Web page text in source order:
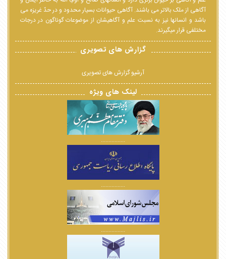
آگاهی از ملک بالاتر می باشند. آگاهی حیوانات بسیار محدود و در حدّ غریزه می
باشد و انسانها نیز به نسبت علم و آگاهیشان از موضوعات گوناگون در درجات
مختلفی قرار میگیرند.
گزارش های تصویری
آرشیو گزارش های تصویری
لینک های ویژه
................
................
................